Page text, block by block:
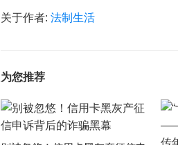
关于作者: 法制生活
为您推荐